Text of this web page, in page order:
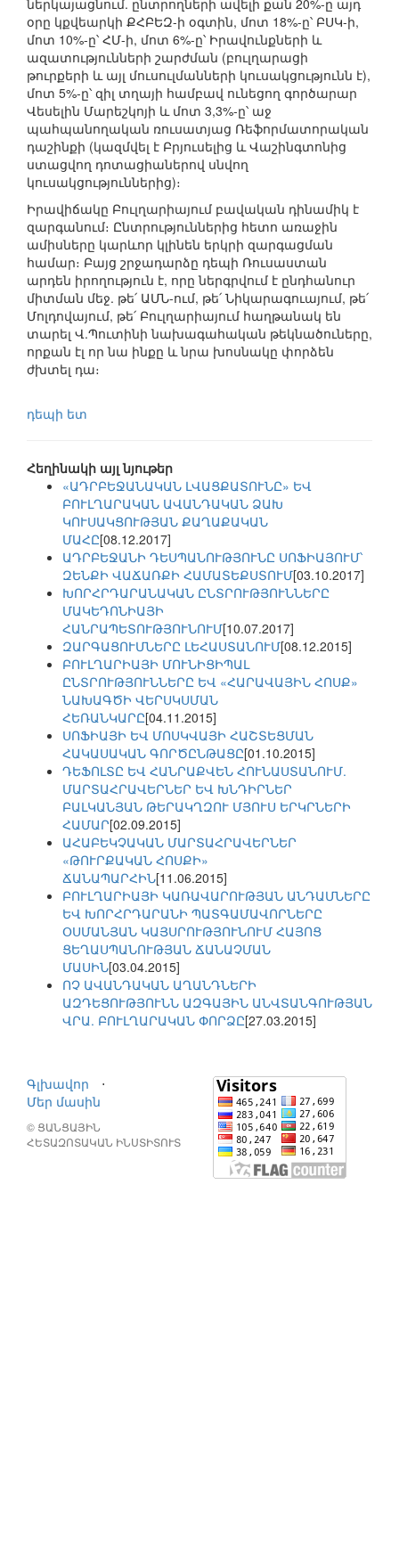
ներկայացնում. ընտրողների ավելի քան 20%-ը այդ
օրը կքվեարկի ՔՀԲԵԶ-ի օգտին, մոտ 18%-ը՝ ԲՍԿ-ի,
մոտ 10%-ը՝ ՀՄ-ի, մոտ 6%-ը՝ Իրավունքների և
ազատությունների շարժման (բուլղարացի
թուրքերի և այլ մուսուլմանների կուսակցությունն է),
մոտ 5%-ը՝ զիլ տղայի համբավ ունեցող գործարար
Վեսելին Մարեշկոյի և մոտ 3,3%-ը՝ աջ
պահպանողական ռուսատյաց Ռեֆորմատորական
դաշինքի (կազմվել է Բրյուսելից և Վաշինգտոնից
ստացվող դոտացիաներով սնվող
կուսակցություններից)։
Իրավիճակը Բուլղարիայում բավական դինամիկ է
զարգանում։ Ընտրություններից հետո առաջին
ամիսները կարևոր կլինեն երկրի զարգացման
համար։ Բայց շրջադարձը դեպի Ռուսաստան
արդեն իրողություն է, որը ներգրվում է ընդհանուր
միտման մեջ. թե՛ ԱՄՆ-ում, թե՛ Նիկարագուայում, թե՛
Մոլդովայում, թե՛ Բուլղարիայում հաղթանակ են
տարել Վ.Պուտինի նախագահական թեկնածուները,
որքան էլ որ նա ինքը և նրա խոսնակը փորձեն
ժխտել դա։
դեպի ետ
Հեղինակի այլ նյութեր
«ԱԴՐԲԵՋԱՆԱԿԱՆ ԼՎԱՑՔԱՏՈՒՆԸ» ԵՎ
ԲՈՒԼՂԱՐԱԿԱՆ ԱՎԱՆԴԱԿԱՆ ՁԱԽ
ԿՈՒՍԱԿՑՈՒԹՅԱՆ ՔԱՂԱՔԱԿԱՆ
ՄԱՀԸ[08.12.2017]
ԱԴՐԲԵՋԱՆԻ ԴԵՍՊԱՆՈՒԹՅՈՒՆԸ ՍՈՖԻԱՅՈՒՄ՝
ԶԵՆՔԻ ՎԱՃԱՌՔԻ ՀԱՄԱՏԵՔՍՏՈՒՄ[03.10.2017]
ԽՈՐՀՐԴԱՐԱՆԱԿԱՆ ԸՆՏՐՈՒԹՅՈՒՆՆԵՐԸ
ՄԱԿԵԴՈՆԻԱՅԻ
ՀԱՆՐԱՊԵՏՈՒԹՅՈՒՆՈՒՄ[10.07.2017]
ԶԱՐԳԱՑՈՒՄՆԵՐԸ ԼԵՀԱՍՏԱՆՈՒՄ[08.12.2015]
ԲՈՒԼՂԱՐԻԱՅԻ ՄՈՒՆԻՑԻՊԱԼ
ԸՆՏՐՈՒԹՅՈՒՆՆԵՐԸ ԵՎ «ՀԱՐԱՎԱՅԻՆ ՀՈՍՔ»
ՆԱԽԱԳԾԻ ՎԵՐՍԿՍՄԱՆ
ՀԵՌԱՆԿԱՐԸ[04.11.2015]
ՍՈՖԻԱՅԻ ԵՎ ՄՈՍԿՎԱՅԻ ՀԱՇՏԵՑՄԱՆ
ՀԱԿԱՍԱԿԱՆ ԳՈՐԾԸՆԹԱՑԸ[01.10.2015]
ԴԵՖՈԼՏԸ ԵՎ ՀԱՆՐԱՔՎԵՆ ՀՈՒՆԱՍՏԱՆՈՒՄ.
ՄԱՐՏԱՀՐԱՎԵՐՆԵՐ ԵՎ ԽՆԴԻՐՆԵՐ
ԲԱԼԿԱՆՅԱՆ ԹԵՐԱԿՂԶՈՒ ՄՅՈՒՍ ԵՐԿՐՆԵՐԻ
ՀԱՄԱՐ[02.09.2015]
ԱՀԱԲԵԿՉԱԿԱՆ ՄԱՐՏԱՀՐԱՎԵՐՆԵՐ
«ԹՈՒՐՔԱԿԱՆ ՀՈՍՔԻ»
ՃԱՆԱՊԱՐՀԻՆ[11.06.2015]
ԲՈՒԼՂԱՐԻԱՅԻ ԿԱՌԱՎԱՐՈՒԹՅԱՆ ԱՆԴԱՄՆԵՐԸ
ԵՎ ԽՈՐՀՐԴԱՐԱՆԻ ՊԱՏԳԱՄԱՎՈՐՆԵՐԸ
ՕՍՄԱՆՅԱՆ ԿԱՅՍՐՈՒԹՅՈՒՆՈՒՄ ՀԱՅՈՑ
ՑԵՂԱՍՊԱՆՈՒԹՅԱՆ ՃԱՆԱՉՄԱՆ
ՄԱՍԻՆ[03.04.2015]
ՈՉ ԱՎԱՆԴԱԿԱՆ ԱՂԱՆԴՆԵՐԻ
ԱԶԴԵՑՈՒԹՅՈՒՆՆ ԱԶԳԱՅԻՆ ԱՆՎՏԱՆԳՈՒԹՅԱՆ
ՎՐԱ. ԲՈՒԼՂԱՐԱԿԱՆ ՓՈՐՁԸ[27.03.2015]
Գլխավոր
⋅
Մեր մասին
© ՑԱՆՑԱՅԻՆ
ՀԵՏԱԶՈՏԱԿԱՆ ԻՆՍՏԻՏՈՒՏ